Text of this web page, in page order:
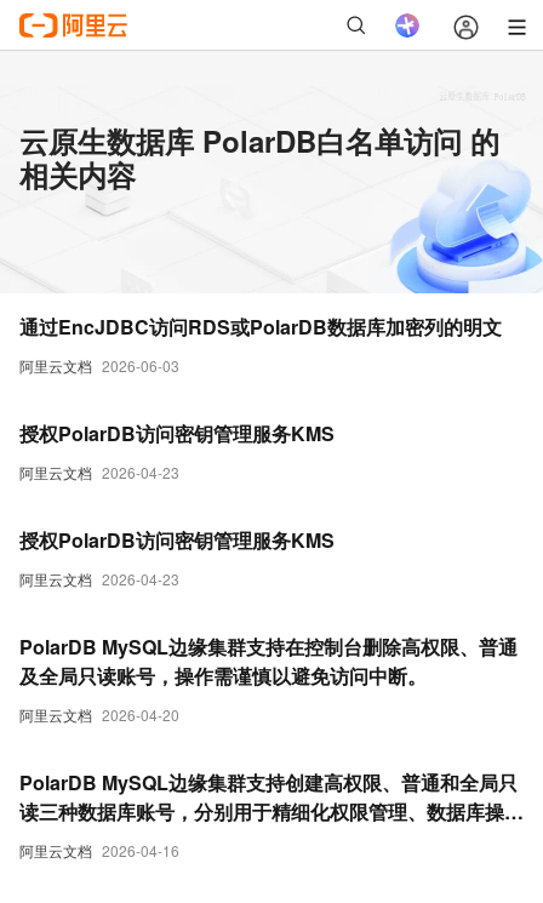
云原生数据库 PolarDB白名单访问 的
相关内容
阿里云文档 2026-06-03
通过EncJDBC访问RDS或PolarDB数据库加密列的明文
阿里云文档 2026-04-23
授权PolarDB访问密钥管理服务KMS
阿里云文档 2026-04-23
授权PolarDB访问密钥管理服务KMS
阿里云文档 2026-04-20
PolarDB MySQL边缘集群支持在控制台删除高权限、普通
及全局只读账号，操作需谨慎以避免访问中断。
阿里云文档 2026-04-16
PolarDB MySQL边缘集群支持创建高权限、普通和全局只
读三种数据库账号，分别用于精细化权限管理、数据库操作
和只读访问。